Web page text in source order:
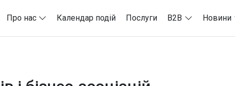
Про нас Календар подій Послуги B2B Новини